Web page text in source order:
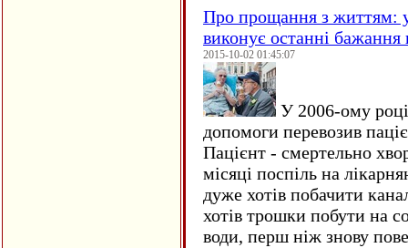
Про прощання з життям:
виконує останні
2015-10-02 01:45:07
У 2006-ому
допомоги перевозив
Пацієнт - смертельно
місяці поспіль на
дуже хотів побачити
хотів трошки побути на
води, перш ніж знову